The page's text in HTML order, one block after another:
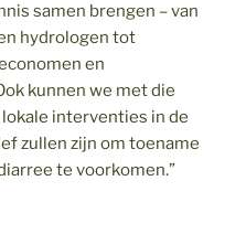
samen brengen – van
hydrologen tot
en
kunnen we met die
interventies in de
zullen zijn om toename
te voorkomen.”